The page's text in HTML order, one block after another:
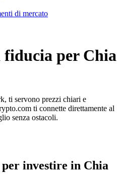
di mercato
per Chia
ti servono prezzi chiari e
ti connette direttamente al
senza ostacoli.
investire in Chia